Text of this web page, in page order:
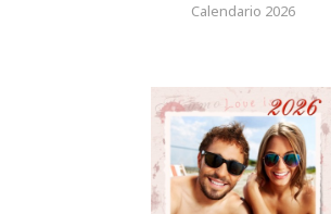
Calendario 2026